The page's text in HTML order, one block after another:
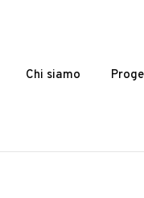
Chi siamo